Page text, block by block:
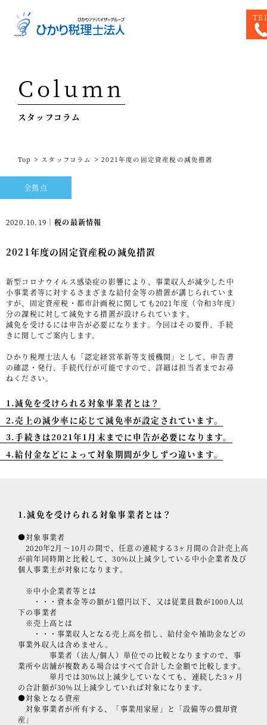
専門家一覧
ひかり税理士法人について
税務顧問料金表
事例紹介
セミナー情報
HAGレポート
採用情報
税理士変更をお考えの方
メールマガジン登録
ニュース
Twitter
Column
スタッフコラム
Top > スタッフコラム >2021年度の固定資産税の減免措置
全拠点
2020.10.19｜税の最新情報
2021年度の固定資産税の減免措置
新型コロナウイルス感染症の影響により、事業収入が減少した中
小事業者等に対するさまざまな給付金等の措置が講じられていま
すが、固定資産税・都市計画税に関しても2021年度（令和3年度）
分の課税に対して減免する措置が設けられています。
減免を受けるには申告が必要になります。今回はその要件、手続
きに関してご案内します。
ひかり税理士法人も「認定経営革新等支援機関」として、申告書
の確認・発行、手続代行が可能ですので、詳細は担当者までお尋
ねください。
1.減免を受けられる対象事業者とは？
2.売上の減少率に応じて減免率が設定されています。
3.手続きは2021年1月末までに申告が必要になります。
4.給付金などによって対象期間が少しずつ違います。
1.減免を受けられる対象事業者とは？
●対象事業者
2020年2月～10月の間で、任意の連続する3ヶ月間の合計売上高
が前年同時期と比較して、30％以上減少している中小企業者及び
個人事業主が対象になります。
※中小企業者等とは
・・・資本金等の額が1億円以下、又は従業員数が1000人以
下の事業者
※売上高とは
・・・事業収入となる売上高を指し、給付金や補助金などの
事業外収入は含めません。
事業者（法人/個人）単位での比較となりますので、事
業所や店舗が複数ある場合はすべて合計した金額で比較します。
単月では30％以上減少していなくても、連続した3ヶ月
の合計額が30％以上減少していれば対象になります。
●対象となる資産
対象事業者が所有する、「事業用家屋」と「設備等の償却資
産」